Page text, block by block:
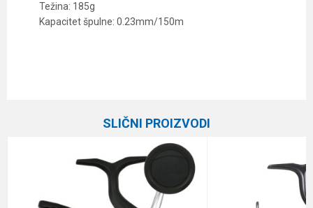
Težina: 185g
Kapacitet špulne: 0.23mm/150m
3000
11+1
SLIČNI PROIZVODI